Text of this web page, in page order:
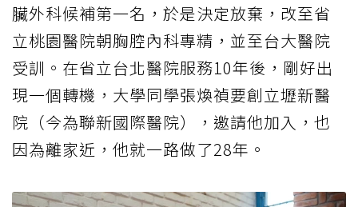
臟外科候補第一名，於是決定放棄，改至省
立桃園醫院朝胸腔內科專精，並至台大醫院
受訓。在省立台北醫院服務10年後，剛好出
現一個轉機，大學同學張煥禎要創立壢新醫
院（今為聯新國際醫院），邀請他加入，也
因為離家近，他就一路做了28年。